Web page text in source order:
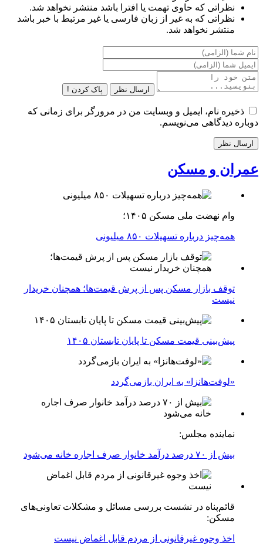
نظراتی که حاوی تهمت یا افترا باشد منتشر نخواهد شد.
نظراتی که به غیر از زبان فارسی یا غیر مرتبط با خبر باشد
منتشر نخواهد شد.
ارسال نظر پاک کردن !
ذخیره نام، ایمیل و وبسایت من در مرورگر برای زمانی که
دوباره دیدگاهی می‌نویسم.
عمران و مسکن
وام نهضت ملی مسکن ۱۴۰۵؛
همه‌چیز درباره تسهیلات ۸۵۰ میلیونی
توقف بازار مسکن پس از پرش قیمت‌ها؛ همچنان خریدار
نیست
پیش‌بینی قیمت مسکن تا پایان تابستان ۱۴۰۵
«لوفت‌هانزا» به ایران بازمی‌گردد
نماینده مجلس:
بیش از ۷۰ درصد درآمد خانوار صرف اجاره خانه می‌شود
قائم‌پناه در نشست بررسی مسائل و مشکلات تعاونی‌های
مسکن:
اخذ وجوه غیرقانونی از مردم قابل اغماض نیست